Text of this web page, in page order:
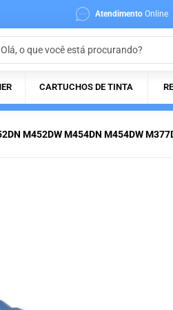
Atendimento Online
CARTUCHOS DE TINTA
M452DW M454DN M454DW